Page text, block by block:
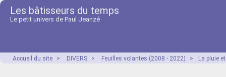
Les bâtisseurs du temps
Le petit univers de Paul Jeanzé
Accueil du site > DIVERS > Feuilles volantes (2008 - 2022) > La pluie